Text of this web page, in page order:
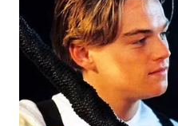
WAHANANEWS
NET
WAHANA
SPORT